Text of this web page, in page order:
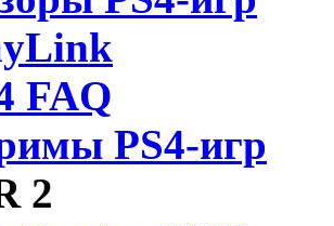
FAQ
PS4-игр
2